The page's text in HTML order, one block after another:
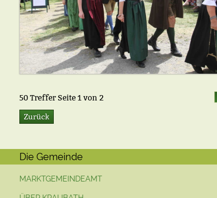
50 Treffer Seite 1 von 2
Zurück
Die Gemeinde
MARKTGEMEINDEAMT